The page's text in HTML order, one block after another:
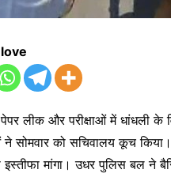
लीक और परीक्षाओं में धांधली
ने सोमवार को सचिवालय कूच
इस्तीफा मांगा। उधर पुलिस बल ने